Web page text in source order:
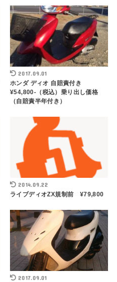
2017.09.01
ホンダ ディオ 自賠責付き
¥54,800-（税込）乗り出し価格
（自賠責半年付き）
2014.09.22
ライブディオZX規制前 ¥79,800
2017.09.01